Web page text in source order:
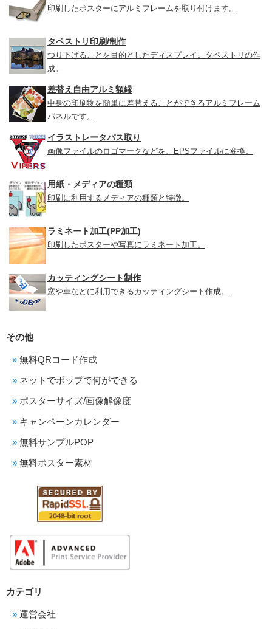
印刷したポスターにアルミフレームを取り付けます。
タペストリ印刷/制作
つり下げることを目的としたディスプレイ。タペストリの作
成。
差替え自由アルミ額縁
中身の印刷物を簡単に差替えることができるアルミフレーム
パネルです。
イラストレータパス取り
画像ファイルのロゴマークなどを、EPSファイルに変換。
用紙・メディアの種類
印刷に利用するメディアの種類と特徴。
ラミネート加工(PP加工)
印刷したポスターや写真にラミネート加工。
カッティングシート制作
窓や車などに利用できるカッティングシート作成。
その他
無料QRコード作成
ネットでポップで何ができる
ポスターサイズ/画像解像度
キャンペーンカレンダー
無料サンプルPOP
無料ポスター素材
カテゴリ
運営会社